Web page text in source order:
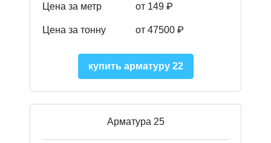
Цена за метр от 149 ₽
Цена за тонну от 47500 ₽
купить арматуру 22
Арматура 25